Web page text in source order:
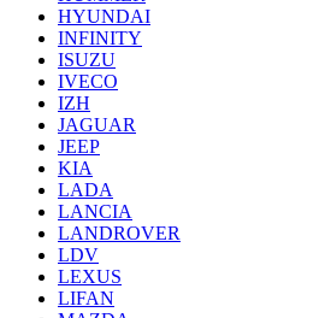
HYUNDAI
INFINITY
ISUZU
IVECO
IZH
JAGUAR
JEEP
KIA
LADA
LANCIA
LANDROVER
LDV
LEXUS
LIFAN